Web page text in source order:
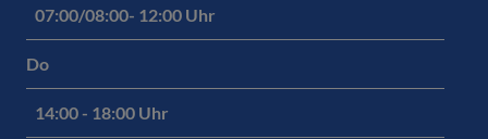
07:00/08:00- 12:00 Uhr
Do
14:00 - 18:00 Uhr